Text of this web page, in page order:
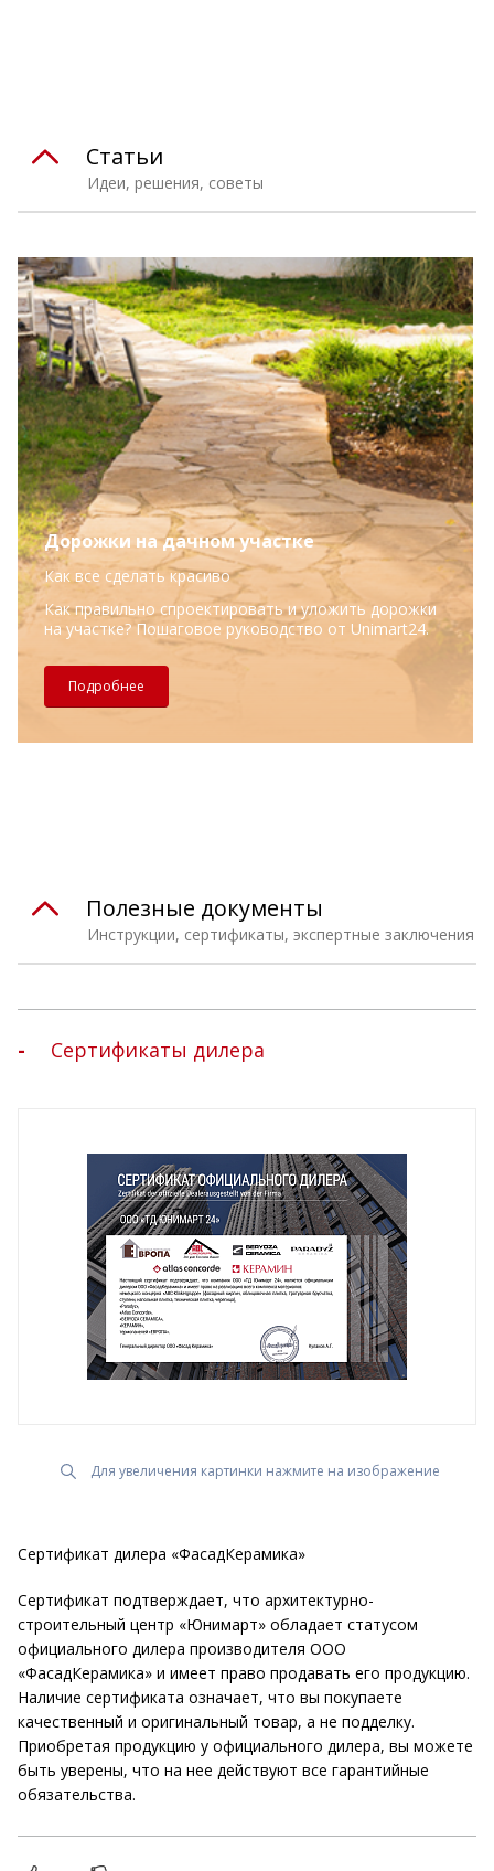
Идеи, решения, советы
Статьи
Дорожки на дачном участке
Как все сделать красиво
Как правильно спроектировать и уложить дорожки
на участке? Пошаговое руководство от Unimart24.
Подробнее
Инструкции, сертификаты, экспертные заключения
Полезные документы
Сертификаты дилера
Для увеличения картинки нажмите на изображение
Сертификат дилера «ФасадКерамика»
Сертификат подтверждает, что архитектурно-
строительный центр «Юнимарт» обладает статусом
официального дилера производителя ООО
«ФасадКерамика» и имеет право продавать его продукцию.
Наличие сертификата означает, что вы покупаете
качественный и оригинальный товар, а не подделку.
Приобретая продукцию у официального дилера, вы можете
быть уверены, что на нее действуют все гарантийные
обязательства.